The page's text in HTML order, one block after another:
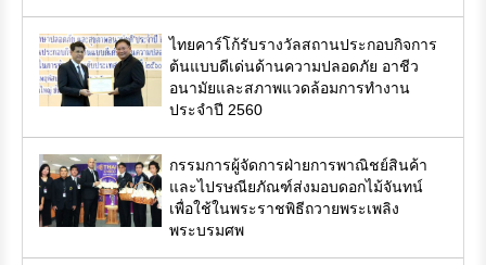
ไทยคาร์โก้รับรางวัลสถานประกอบกิจการ
ต้นแบบดีเด่นด้านความปลอดภัย อาชีว
อนามัยและสภาพแวดล้อมการทำงาน
ประจำปี 2560
กรรมการผู้จัดการฝ่ายการพาณิชย์สินค้า
และไปรษณียภัณฑ์ส่งมอบดอกไม้จันทน์
เพื่อใช้ในพระราชพิธีถวายพระเพลิง
พระบรมศพ